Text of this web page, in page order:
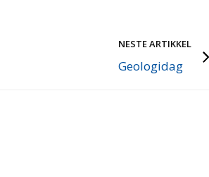
NESTE ARTIKKEL
Geologidag